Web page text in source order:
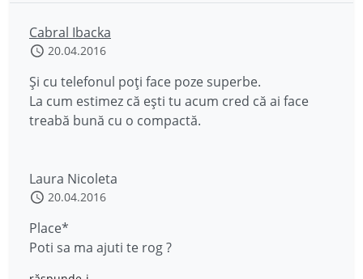
Cabral Ibacka
20.04.2016
Și cu telefonul poți face poze superbe.
La cum estimez că ești tu acum cred că ai face
treabă bună cu o compactă.
Laura Nicoleta
20.04.2016
Place*
Poti sa ma ajuti te rog ?